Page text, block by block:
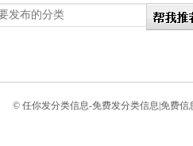
© 任你发分类信息-免费发分类信息|免费